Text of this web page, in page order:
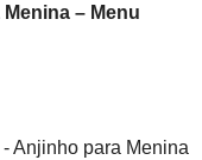
– Menu